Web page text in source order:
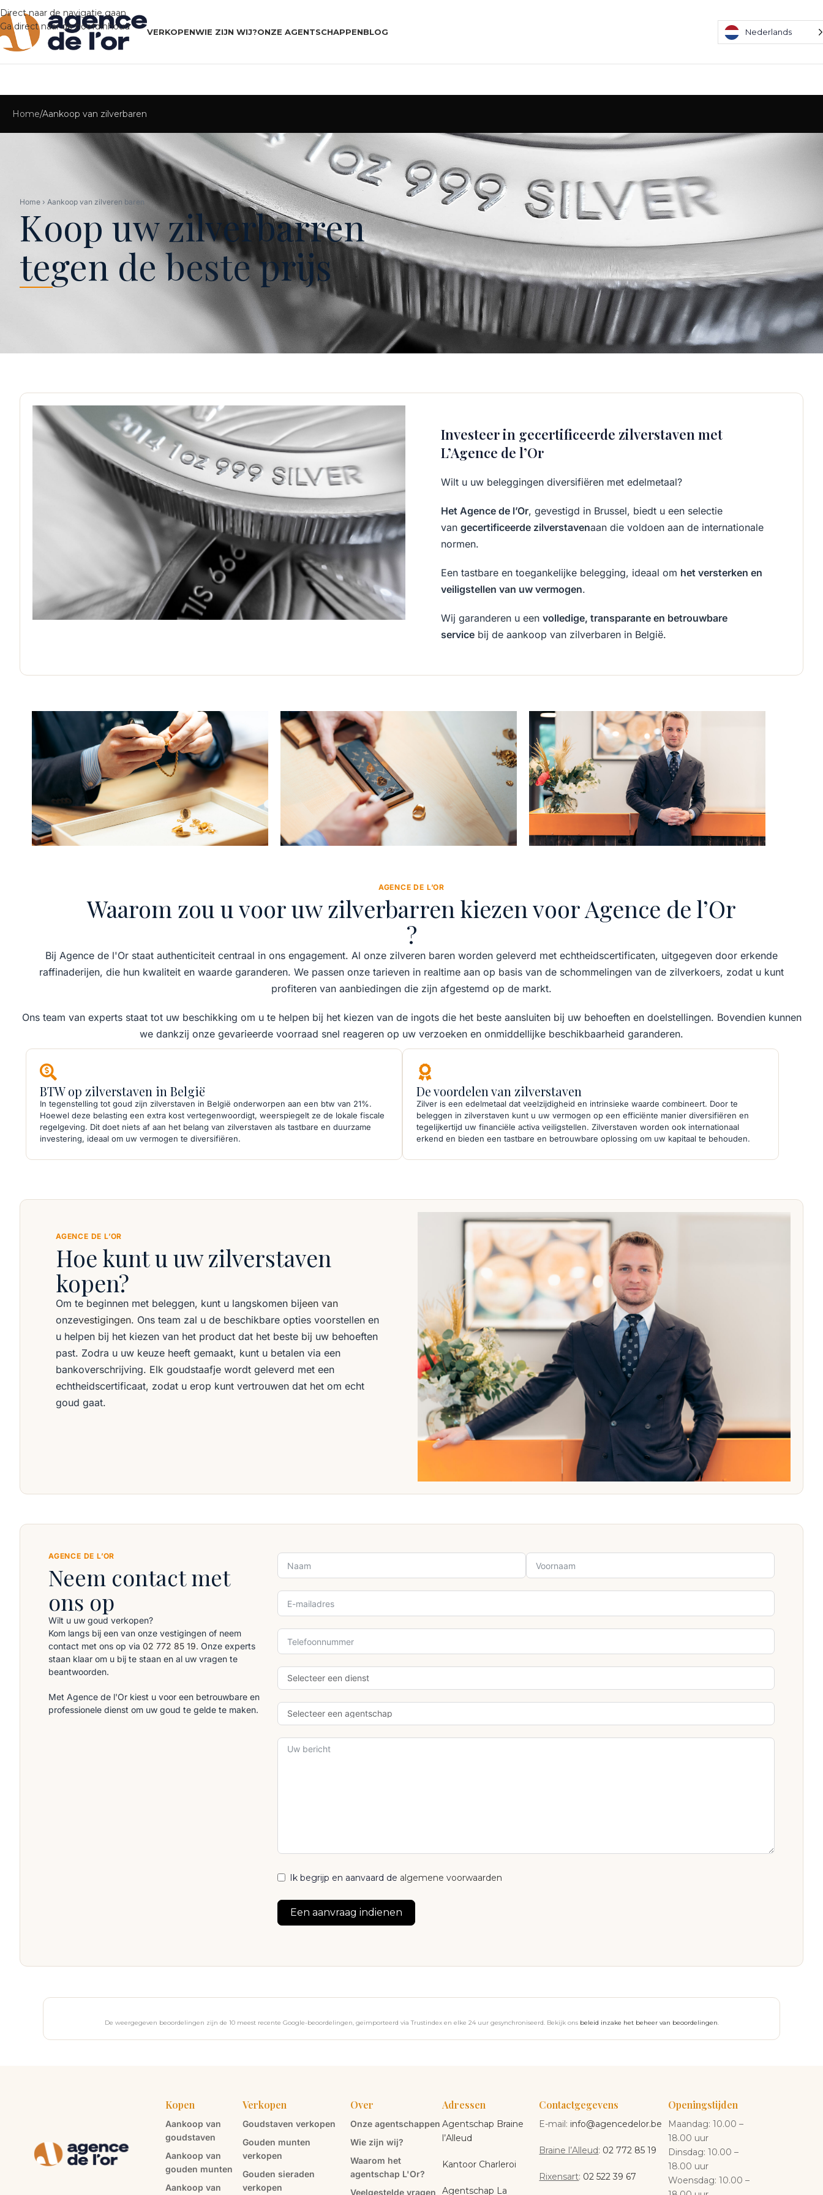
Direct naar de navigatie gaan
Ga direct naar de hoofdinhoud
VERKOPENWIE ZIJN WIJ?ONZE AGENTSCHAPPENBLOG Nederlands
Home Aankoop van zilverbaren
Home › Aankoop van zilveren baren
Koop uw zilverbarren
tegen de beste prijs
Investeer in gecertificeerde zilverstaven met
L’Agence de l’Or
Wilt u uw beleggingen diversifiëren met edelmetaal?
Het Agence de l’Or, gevestigd in Brussel, biedt u een selectie
van gecertificeerde zilverstavenaan die voldoen aan de internationale
normen.
Een tastbare en toegankelijke belegging, ideaal om het versterken en
veiligstellen van uw vermogen.
Wij garanderen u een volledige, transparante en betrouwbare
service bij de aankoop van zilverbaren in België.
AGENCE DE L’OR
Waarom zou u voor uw zilverbarren kiezen voor Agence de l’Or
?
Bij Agence de l'Or staat authenticiteit centraal in ons engagement. Al onze zilveren baren worden geleverd met echtheidscertificaten, uitgegeven door erkende
raffinaderijen, die hun kwaliteit en waarde garanderen. We passen onze tarieven in realtime aan op basis van de schommelingen van de zilverkoers, zodat u kunt
profiteren van aanbiedingen die zijn afgestemd op de markt.
Ons team van experts staat tot uw beschikking om u te helpen bij het kiezen van de ingots die het beste aansluiten bij uw behoeften en doelstellingen. Bovendien kunnen
we dankzij onze gevarieerde voorraad snel reageren op uw verzoeken en onmiddellijke beschikbaarheid garanderen.
BTW op zilverstaven in België
In tegenstelling tot goud zijn zilverstaven in België onderworpen aan een btw van 21%.
Hoewel deze belasting een extra kost vertegenwoordigt, weerspiegelt ze de lokale fiscale
regelgeving. Dit doet niets af aan het belang van zilverstaven als tastbare en duurzame
investering, ideaal om uw vermogen te diversifiëren.
De voordelen van zilverstaven
Zilver is een edelmetaal dat veelzijdigheid en intrinsieke waarde combineert. Door te
beleggen in zilverstaven kunt u uw vermogen op een efficiënte manier diversifiëren en
tegelijkertijd uw financiële activa veiligstellen. Zilverstaven worden ook internationaal
erkend en bieden een tastbare en betrouwbare oplossing om uw kapitaal te behouden.
AGENCE DE L’OR
Hoe kunt u uw zilverstaven
kopen?
Om te beginnen met beleggen, kunt u langskomen bijeen van
onzevestigingen. Ons team zal u de beschikbare opties voorstellen en
u helpen bij het kiezen van het product dat het beste bij uw behoeften
past. Zodra u uw keuze heeft gemaakt, kunt u betalen via een
bankoverschrijving. Elk goudstaafje wordt geleverd met een
echtheidscertificaat, zodat u erop kunt vertrouwen dat het om echt
goud gaat.
AGENCE DE L’OR
Neem contact met
ons op
Wilt u uw goud verkopen?
Kom langs bij een van onze vestigingen of neem
contact met ons op via 02 772 85 19. Onze experts
staan klaar om u bij te staan en al uw vragen te
beantwoorden.
Met Agence de l'Or kiest u voor een betrouwbare en
professionele dienst om uw goud te gelde te maken.
Ik begrijp en aanvaard de algemene voorwaarden
Een aanvraag indienen
De weergegeven beoordelingen zijn de 10 meest recente Google-beoordelingen, geïmporteerd via Trustindex en elke 24 uur gesynchroniseerd. Bekijk ons beleid inzake het beheer van beoordelingen.
Kopen
Aankoop van
goudstaven
Aankoop van
gouden munten
Aankoop van
Verkopen
Goudstaven verkopen
Gouden munten
verkopen
Gouden sieraden
verkopen
Over
Onze agentschappen
Wie zijn wij?
Waarom het
agentschap L'Or?
Veelgestelde vragen
Adressen
Agentschap Braine
l’Alleud
Kantoor Charleroi
Agentschap La
Contactgegevens
E-mail: info@agencedelor.be
Braine l’Alleud: 02 772 85 19
Rixensart: 02 522 39 67
Openingstijden
Maandag: 10.00 –
18.00 uur
Dinsdag: 10.00 –
18.00 uur
Woensdag: 10.00 –